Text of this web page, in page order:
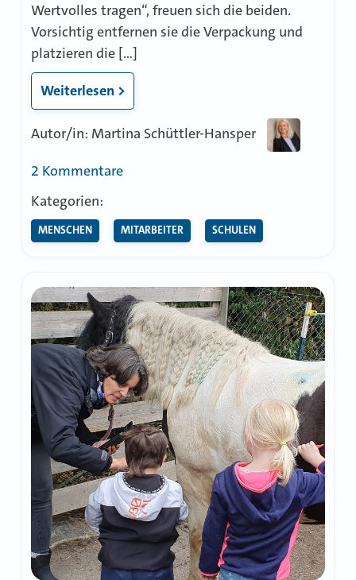
Wertvolles tragen“, freuen sich die beiden.
Vorsichtig entfernen sie die Verpackung und
platzieren die […]
Weiterlesen >
Autor/in: Martina Schüttler-Hansper
2 Kommentarezu
Johannes
Ahnen-
Porträts
Kategorien:
MENSCHEN MITARBEITER SCHULEN